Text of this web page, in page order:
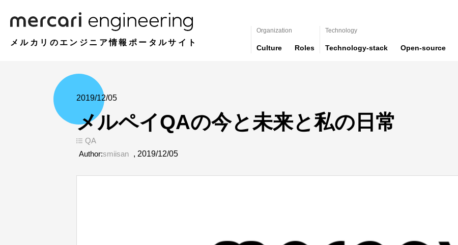
メルカリのエンジニア情報ポータルサイト
Organization
Culture Roles
Technology
Technology-stack Open-source
2019/12/05
メルペイQAの今と未来と私の日常
QA
Author:smiisan , 2019/12/05